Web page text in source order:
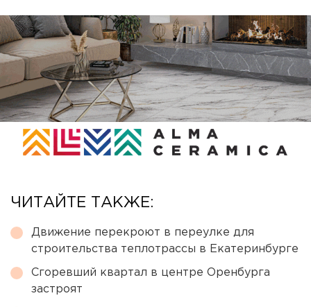
ЧИТАЙТЕ ТАКЖЕ:
Движение перекроют в переулке для
строительства теплотрассы в Екатеринбурге
Сгоревший квартал в центре Оренбурга
застроят